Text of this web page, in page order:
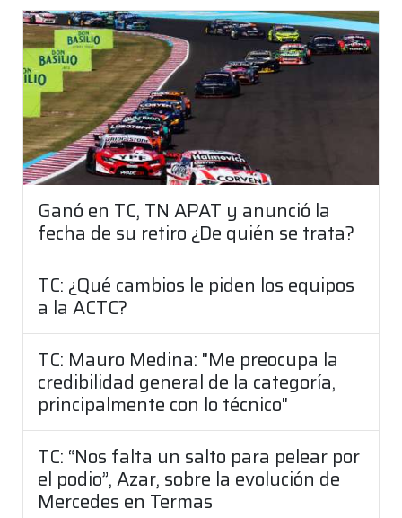
Ganó en TC, TN APAT y anunció la
fecha de su retiro ¿De quién se trata?
TC: ¿Qué cambios le piden los equipos
a la ACTC?
TC: Mauro Medina: "Me preocupa la
credibilidad general de la categoría,
principalmente con lo técnico"
TC: “Nos falta un salto para pelear por
el podio”, Azar, sobre la evolución de
Mercedes en Termas